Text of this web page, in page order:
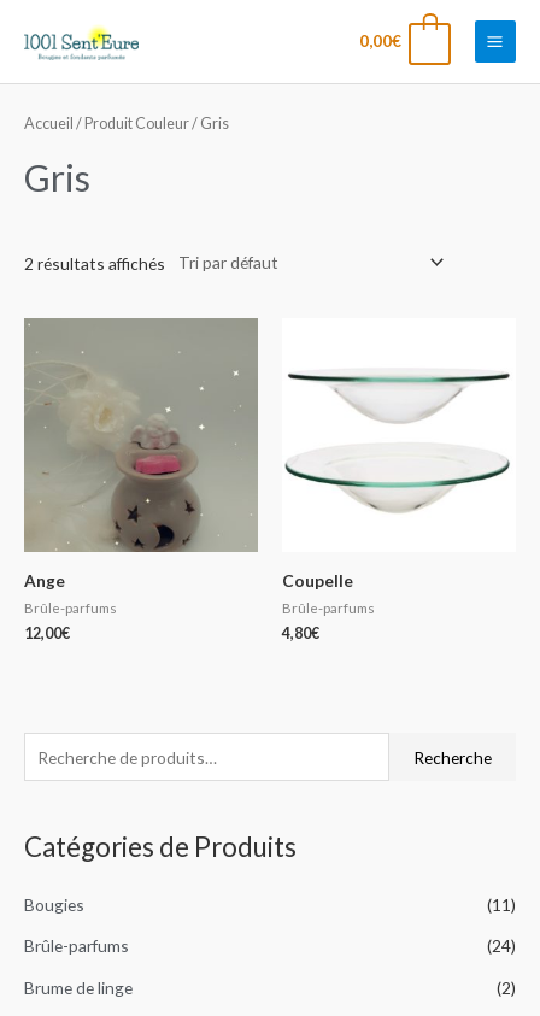
0,00€
Main
e
h
r
c
Recherche
Catégories de Produits
Bougies (11)
Brûle-parfums (24)
Brume de linge (2)
Accueil / Produit Couleur / Gris
Gris
2 résultats affichés
Ange
Brûle-parfums
12,00€
Coupelle
Brûle-parfums
4,80€